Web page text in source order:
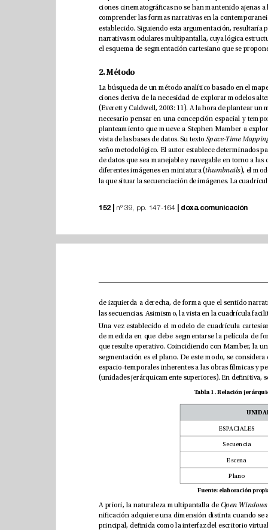
doxa.comunicación
2. Método
vista de las bases de datos. Su texto
diferentes imágenes en miniatura ( thumbnails
A priori, la naturaleza multipantalla de Open Win
d